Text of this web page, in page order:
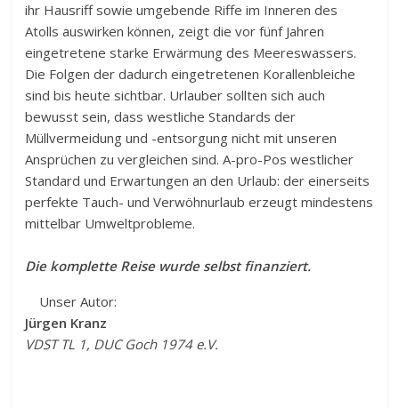
ihr Hausriff sowie umgebende Riffe im Inneren des
Atolls auswirken können, zeigt die vor fünf Jahren
eingetretene starke Erwärmung des Meereswassers.
Die Folgen der dadurch eingetretenen Korallenbleiche
sind bis heute sichtbar. Urlauber sollten sich auch
bewusst sein, dass westliche Standards der
Müllvermeidung und -entsorgung nicht mit unseren
Ansprüchen zu vergleichen sind. A-pro-Pos westlicher
Standard und Erwartungen an den Urlaub: der einerseits
perfekte Tauch- und Verwöhnurlaub erzeugt mindestens
mittelbar Umweltprobleme.
Die komplette Reise wurde selbst finanziert.
Unser Autor:
Jürgen Kranz
VDST TL 1, DUC Goch 1974 e.V.